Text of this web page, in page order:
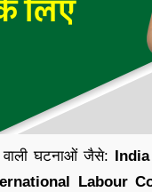
घटनाओं जैसे:
Labour